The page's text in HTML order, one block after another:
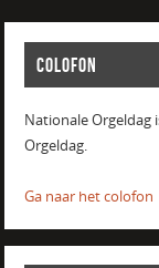
COLOFON
Nationale Orgeldag
Orgeldag.
Ga naar het colofon